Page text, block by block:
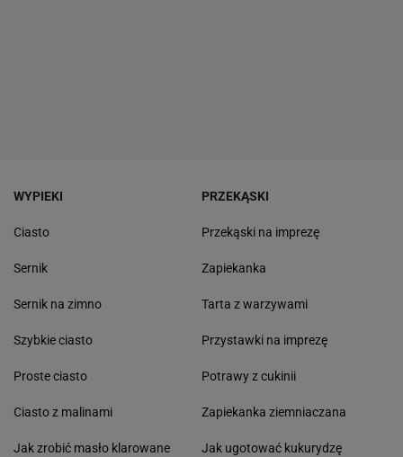
WYPIEKI
Ciasto
Sernik
Sernik na zimno
Szybkie ciasto
Proste ciasto
Ciasto z malinami
Jak zrobić masło klarowane
PRZEKĄSKI
Przekąski na imprezę
Zapiekanka
Tarta z warzywami
Przystawki na imprezę
Potrawy z cukinii
Zapiekanka ziemniaczana
Jak ugotować kukurydzę